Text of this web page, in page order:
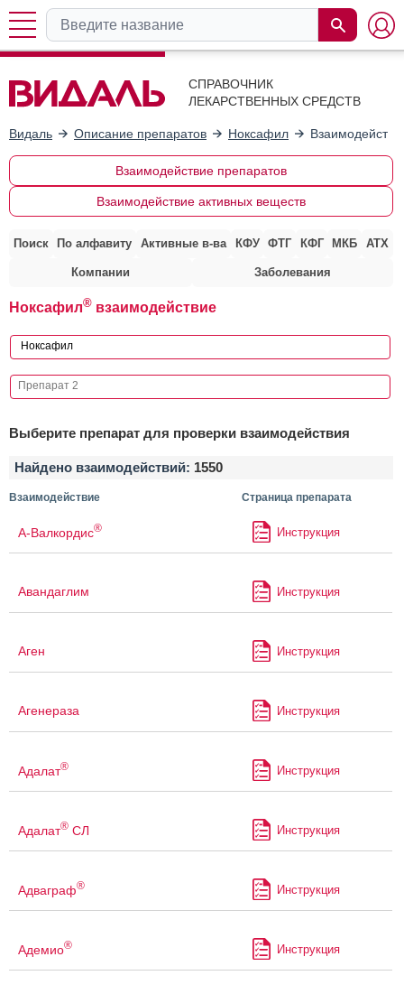
СПРАВОЧНИК
ЛЕКАРСТВЕННЫХ СРЕДСТВ
Видаль Описание препаратов Ноксафил
Взаимодействие препаратов
Взаимодействие активных веществ
Поиск По алфавиту Активные в-ва КФУ ФТГ КФГ МКБ АТХ
Компании Заболевания
Ноксафил® взаимодействие
Выберите препарат для проверки взаимодействия
Найдено взаимодействий: 1550
Взаимодействие Страница препарата
А-Валкордис® Инструкция
Авандаглим Инструкция
Аген Инструкция
Агенераза Инструкция
Адалат® Инструкция
Адалат® СЛ Инструкция
Адваграф® Инструкция
Адемио® Инструкция